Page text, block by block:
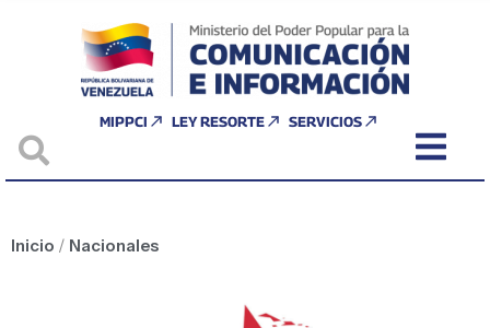
MIPPCI LEY RESORTE SERVICIOS
Inicio / Nacionales